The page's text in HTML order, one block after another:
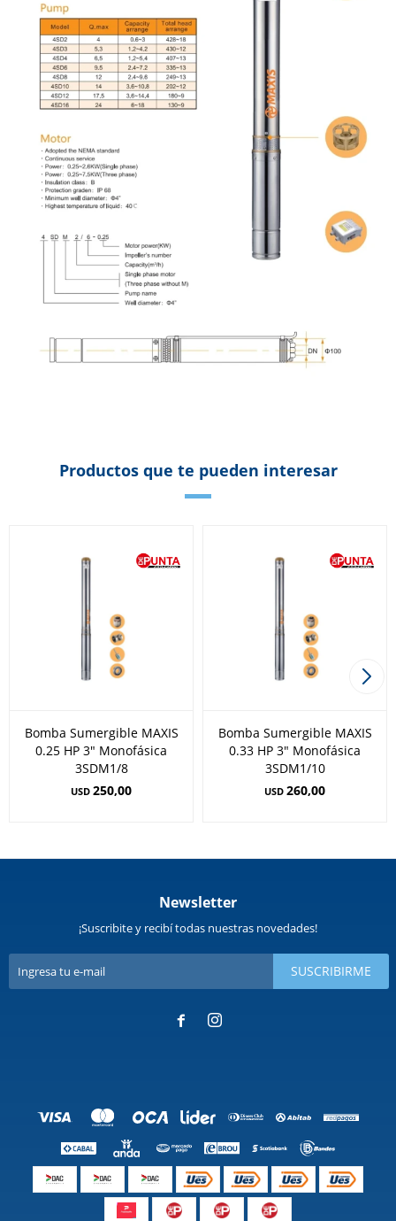
Productos que te pueden interesar
Bomba Sumergible MAXIS
0.25 HP 3" Monofásica
3SDM1/8
USD 250,00
Bomba Sumergible MAXIS
0.33 HP 3" Monofásica
3SDM1/10
USD 260,00
Newsletter
¡Suscribite y recibí todas nuestras novedades!
SUSCRIBIRME
 